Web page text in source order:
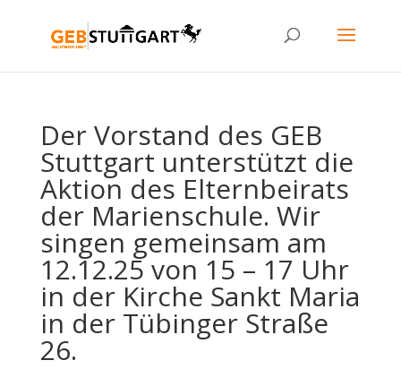
Der Vorstand des GEB
Stuttgart unterstützt die
Aktion des Elternbeirats
der Marienschule. Wir
singen gemeinsam am
12.12.25 von 15 – 17 Uhr
in der Kirche Sankt Maria
in der Tübinger Straße
26.